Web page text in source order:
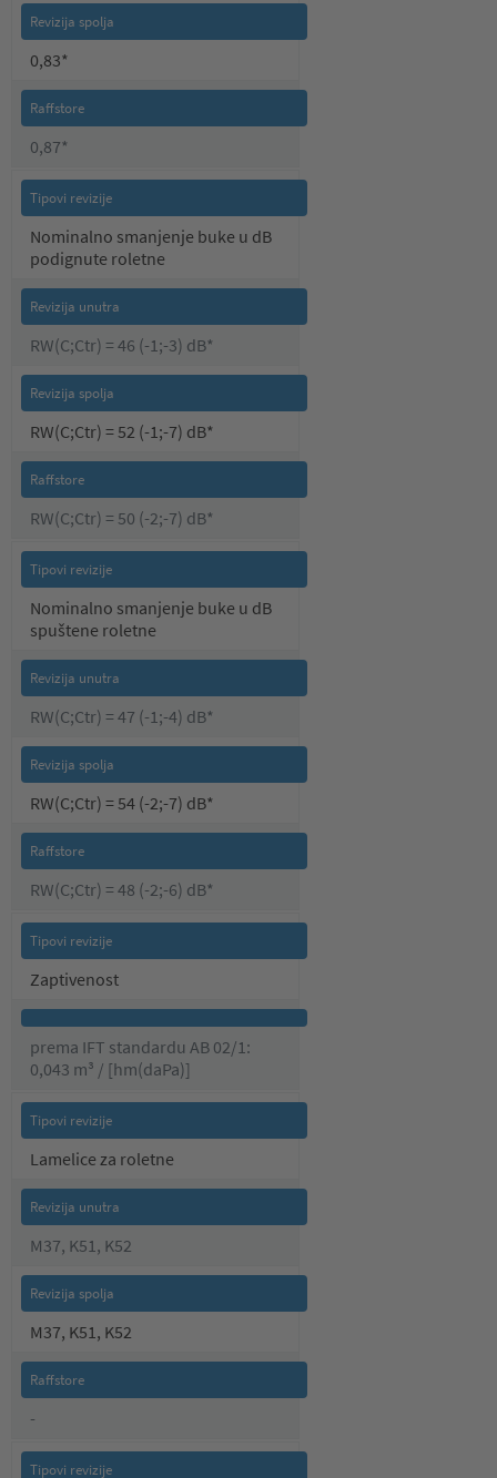
0,83*
0,87*
Nominalno smanjenje buke u dB
podignute roletne
RW(C;Ctr) = 46 (-1;-3) dB*
RW(C;Ctr) = 52 (-1;-7) dB*
RW(C;Ctr) = 50 (-2;-7) dB*
Nominalno smanjenje buke u dB
spuštene roletne
RW(C;Ctr) = 47 (-1;-4) dB*
RW(C;Ctr) = 54 (-2;-7) dB*
RW(C;Ctr) = 48 (-2;-6) dB*
Zaptivenost
prema IFT standardu AB 02/1:
0,043 m³ / [hm(daPa)]
Lamelice za roletne
M37, K51, K52
M37, K51, K52
-